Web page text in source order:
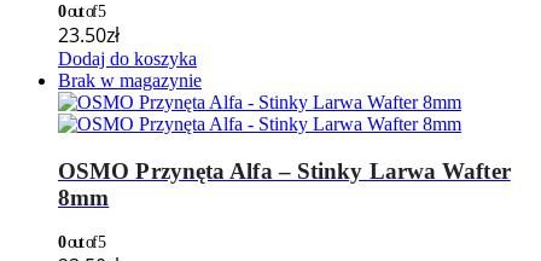
0out of 5
23.50zł
Dodaj do koszyka
Brak w magazynie
OSMO Przynęta Alfa – Stinky Larwa Wafter
8mm
0out of 5